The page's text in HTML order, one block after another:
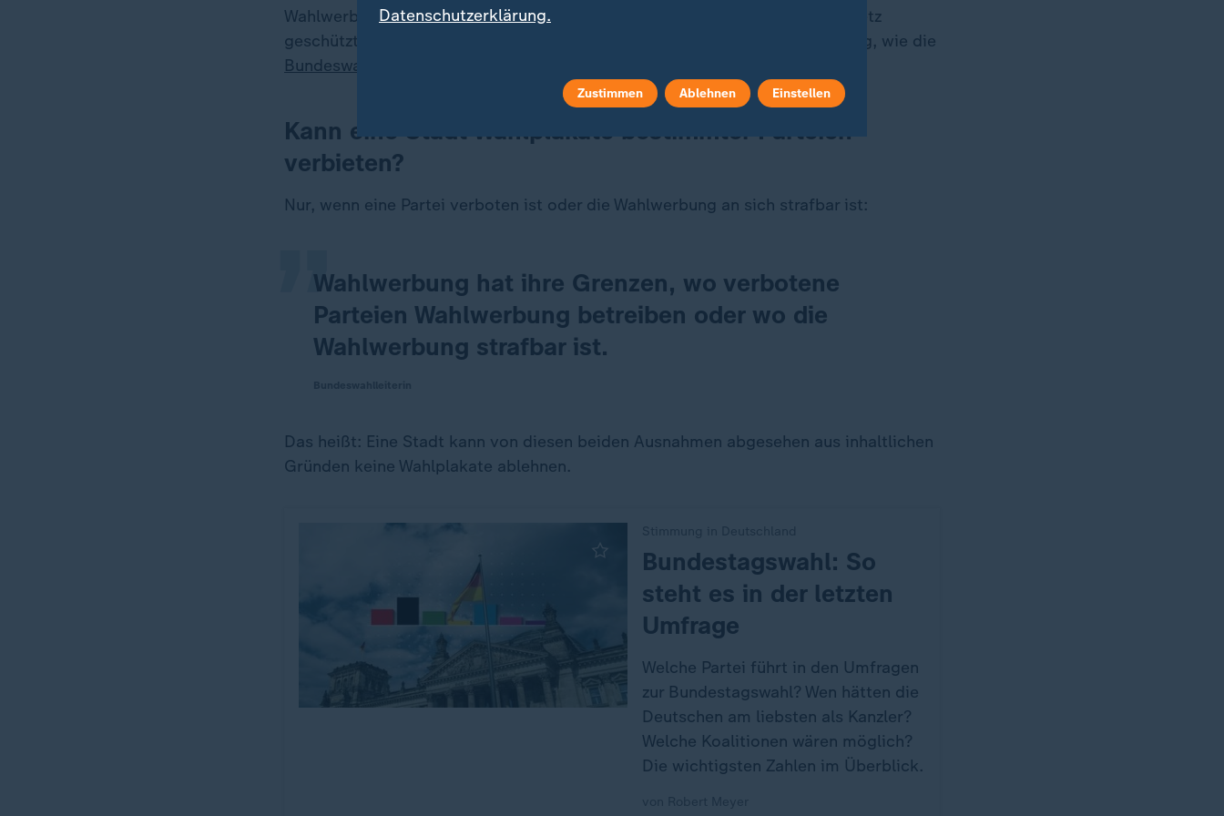
Wahlwerbung darstellen zu können. Denn die Wahlwerbung ist im Grundgesetz
geschützt durch die Pressefreiheit, die Kunstfreiheit und das Parteienprivileg, wie die
Bundeswahlleiterin informiert
Kann eine Stadt Wahlplakate bestimmter Parteien
verbieten?
Nur, wenn eine Partei verboten ist oder die Wahlwerbung an sich strafbar ist:
Wahlwerbung hat ihre Grenzen, wo verbotene
Parteien Wahlwerbung betreiben oder wo die
Wahlwerbung strafbar ist.
„
Das heißt: Eine Stadt kann von diesen beiden Ausnahmen abgesehen aus inhaltlichen
Gründen keine Wahlplakate ablehnen.
:Bundestagswahl: So
steht es in der letzten
Umfrage
Welche Partei führt in den Umfragen
zur Bundestagswahl? Wen hätten die
Deutschen am liebsten als Kanzler?
Welche Koalitionen wären möglich?
Die wichtigsten Zahlen im Überblick.
Datenschutzerklärung.
Zustimmen Ablehnen Einstellen